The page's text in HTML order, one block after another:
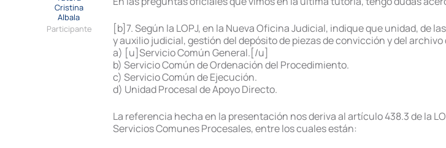
Cristina
Albala
Participante
[b]7. Según la LOPJ, en la Nueva Oficina Judicial, indique que unidad, de
y auxilio judicial, gestión del depósito de piezas de convicción y del
a) [u]Servicio Común General.[/u]
b) Servicio Común de Ordenación del Procedimiento.
c) Servicio Común de Ejecución.
d) Unidad Procesal de Apoyo Directo.
La referencia hecha en la presentación nos deriva al artículo 438.3 de la
Servicios Comunes Procesales, entre los cuales están: